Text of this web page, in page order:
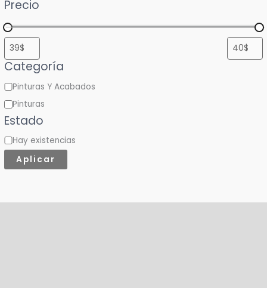
a
u
n
a
c
a
t
e
g
o
r
Precio
Categoría
Pinturas Y Acabados
Pinturas
Estado
Hay existencias
Aplicar